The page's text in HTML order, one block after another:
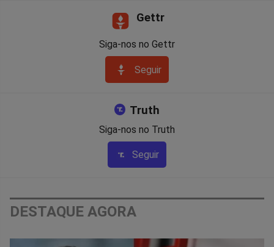
Gettr
Siga-nos no Gettr
Seguir
Truth
Siga-nos no Truth
Seguir
DESTAQUE AGORA